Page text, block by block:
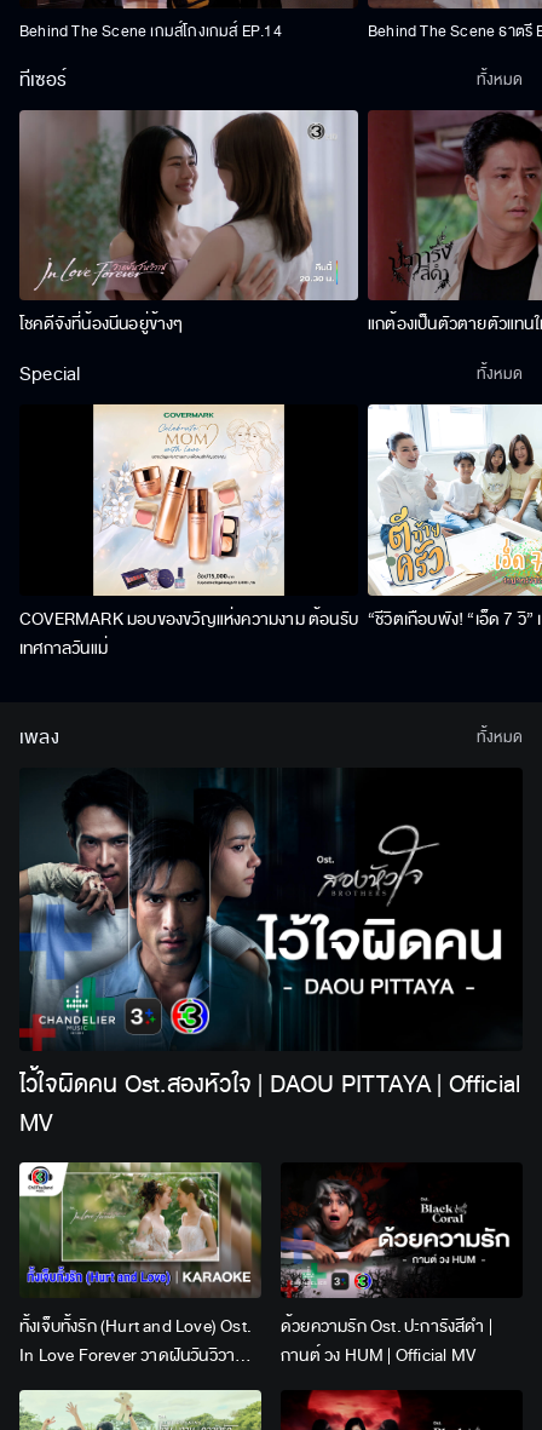
Behind The Scene เกมส์โกงเกมส์ EP.14 Behind The Scene ธาตรี
ทีเซอร์
โชคดีจังที่น้องนีนอยู่ข้างๆ แกต้องเป็นตัวตายตัวแทน
ทั้งหมด
Special
COVERMARK มอบของขวัญแห่งความงาม ต้อนรับ
เทศกาลวันแม่
“ชีวิตเกือบพัง! “เอ็ด 7 วิ
ทั้งหมด
เพลง
ไว้ใจผิดคน Ost.สองหัวใจ | DAOU PITTAYA | Official
MV
ทั้งเจ็บทั้งรัก (Hurt and Love) Ost.
In Love Forever วาดฝันวันวิวาห์ |
Lingling Kwong x Orm
Kornnaphat | Official Karaoke
ด้วยความรัก Ost. ปะการังสีดำ |
กานต์ วง HUM | Official MV
ทั้งหมด